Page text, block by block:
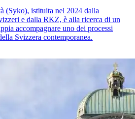
(Syko), istituita nel 2024 dalla
e dalla RKZ, è alla ricerca di un
accompagnare uno dei processi
Svizzera contemporanea.